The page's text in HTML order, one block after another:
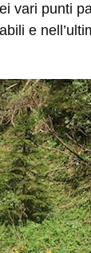
vari punti
e